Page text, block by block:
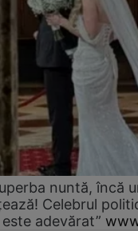
nuntă, încă
Celebrul
adevărat”